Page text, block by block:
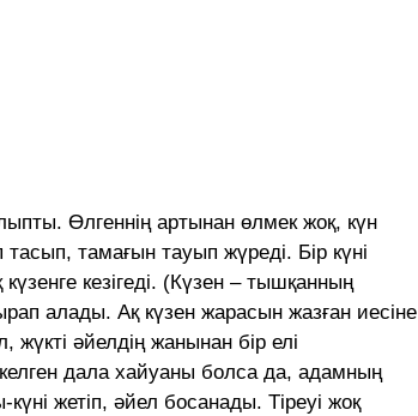
Өлгеннің артынан өлмек жоқ, күн
тамағын тауып жүреді. Бір күні
кезігеді. (Күзен – тышқанның
алады. Ақ күзен жарасын жазған иесіне
әйелдің жанынан бір елі
дала хайуаны болса да, адамның
жетіп, әйел босанады. Тіреуі жоқ